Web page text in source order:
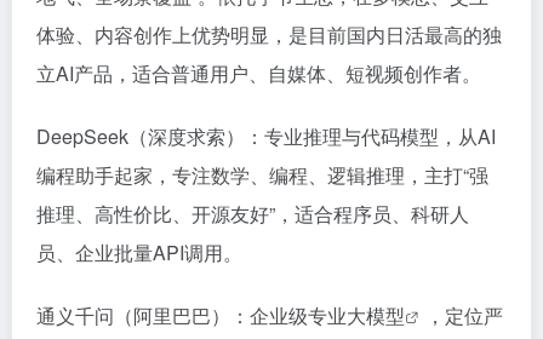
体验、内容创作上优势明显，是目前国内日活最高的独
立AI产品，适合普通用户、自媒体、短视频创作者。
DeepSeek（深度求索）：专业推理与代码模型，从AI
编程助手起家，专注数学、编程、逻辑推理，主打“强
推理、高性价比、开源友好”，适合程序员、科研人
员、企业批量API调用。
通义千问（阿里巴巴）：企业级专业大模型
，定位严